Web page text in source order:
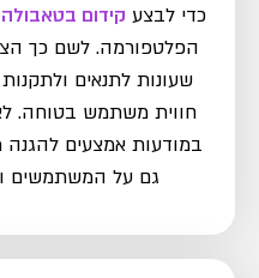
כדי לבצע קידום בטאבולה
הפלטפורמה. לשם כך
שעונות לתנאים
חווית משתמש בטוחה.
במודעות אמצעים להגנה
גם על המשתמשים